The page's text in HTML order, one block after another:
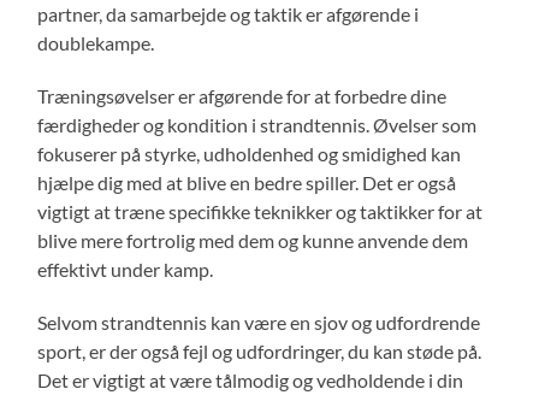
partner, da samarbejde og taktik er afgørende i
doublekampe.
Træningsøvelser er afgørende for at forbedre dine
færdigheder og kondition i strandtennis. Øvelser som
fokuserer på styrke, udholdenhed og smidighed kan
hjælpe dig med at blive en bedre spiller. Det er også
vigtigt at træne specifikke teknikker og taktikker for at
blive mere fortrolig med dem og kunne anvende dem
effektivt under kamp.
Selvom strandtennis kan være en sjov og udfordrende
sport, er der også fejl og udfordringer, du kan støde på.
Det er vigtigt at være tålmodig og vedholdende i din